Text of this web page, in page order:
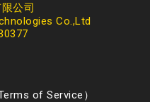
公司
Co.,Ltd
of Service）